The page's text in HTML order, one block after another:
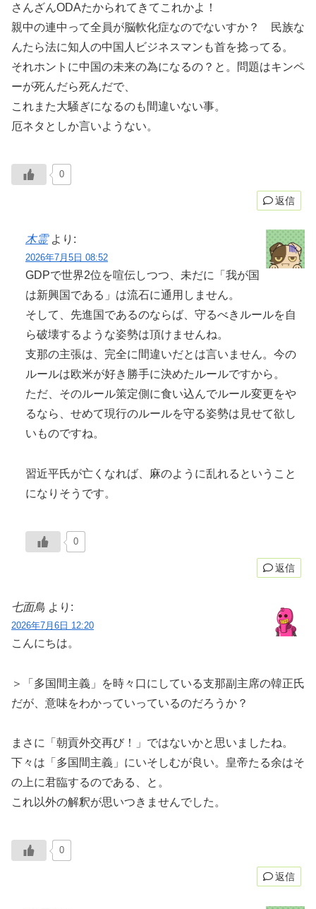
さんざんODAたかられてきてこれかよ！
親中の連中って全員が脳軟化症なのでないすか？ 民族な
んたら法に知人の中国人ビジネスマンも首を捻ってる。
それホントに中国の未来の為になるの？と。問題はキンペ
ーが死んだら死んだで、
これまた大騒ぎになるのも間違いない事。
厄ネタとしか言いようない。
0
返信
木霊 より:
2026年7月5日 08:52
GDPで世界2位を喧伝しつつ、未だに「我が国
は新興国である」は流石に通用しません。
そして、先進国であるのならば、守るべきルールを自
ら破壊するような姿勢は頂けませんね。
支那の主張は、完全に間違いだとは言いません。今の
ルールは欧米が好き勝手に決めたルールですから。
ただ、そのルール策定側に食い込んでルール変更をや
るなら、せめて現行のルールを守る姿勢は見せて欲し
いものですね。
習近平氏が亡くなれば、麻のように乱れるということ
になりそうです。
0
返信
七面鳥 より:
2026年7月6日 12:20
こんにちは。
＞「多国間主義」を時々口にしている支那副主席の韓正氏
だが、意味をわかっていっているのだろうか？
まさに「朝貢外交再び！」ではないかと思いましたね。
下々は「多国間主義」にいそしむが良い。皇帝たる余はそ
の上に君臨するのである、と。
これ以外の解釈が思いつきませんでした。
0
返信